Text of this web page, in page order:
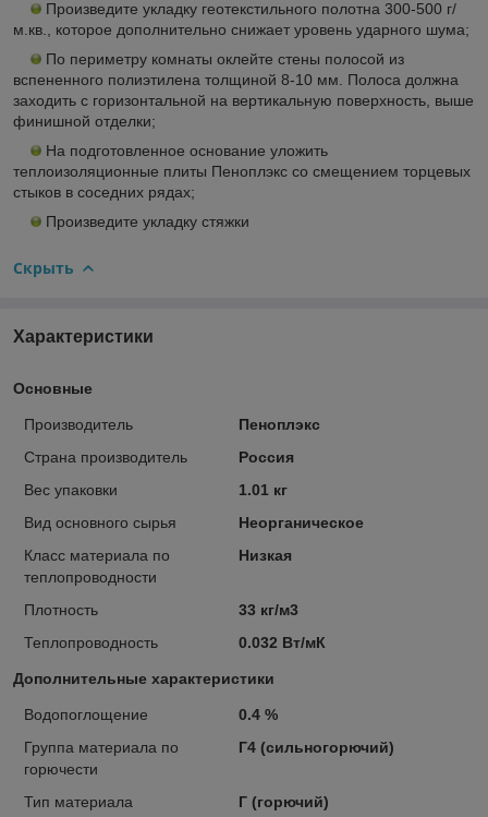
Произведите укладку геотекстильного полотна 300-500 г/
м.кв., которое дополнительно снижает уровень ударного шума;
По периметру комнаты оклейте стены полосой из
вспененного полиэтилена толщиной 8-10 мм. Полоса должна
заходить с горизонтальной на вертикальную поверхность, выше
финишной отделки;
На подготовленное основание уложить
теплоизоляционные плиты Пеноплэкс со смещением торцевых
стыков в соседних рядах;
Произведите укладку стяжки
Скрыть
Характеристики
Основные
Производитель
Пеноплэкс
Страна производитель
Россия
Вес упаковки
1.01 кг
Вид основного сырья
Неорганическое
Класс материала по
теплопроводности
Низкая
Плотность
33 кг/м3
Теплопроводность
0.032 Вт/мК
Дополнительные характеристики
Водопоглощение
0.4 %
Группа материала по
горючести
Г4 (сильногорючий)
Тип материала
Г (горючий)